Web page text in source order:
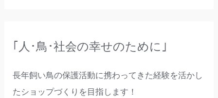
｢人･鳥･社会の幸せのために｣
長年飼い鳥の保護活動に携わってきた経験を活かし
たショップづくりを目指します！